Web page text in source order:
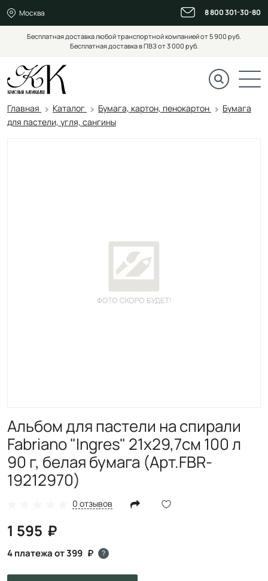
Москва 8 800 301-30-80
Бесплатная доставка любой транспортной компанией от 5 900 руб.
Бесплатная доставка в ПВЗ от 3 000 руб.
Главная Каталог Бумага, картон, пенокартон
Бумага
для пастели, угля, сангины
Альбом для пастели на спирали
Fabriano "Ingres" 21x29,7см 100 л
90 г, белая бумага (Арт.FBR-
19212970)
0 отзывов
1 595
4 платежа от 399 ?